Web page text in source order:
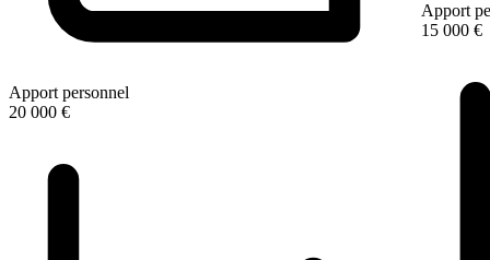
Apport personnel
20 000 €
Apport
15 000 €